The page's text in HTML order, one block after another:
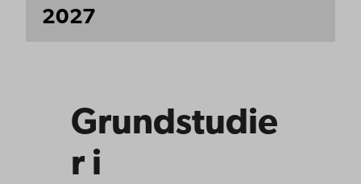
2027
Grundstudie
r i